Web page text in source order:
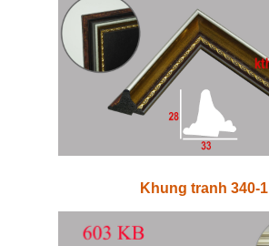
Khung tranh 340-1